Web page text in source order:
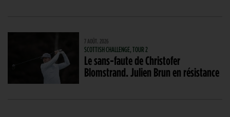
7 AOÛT. 2026
SCOTTISH CHALLENGE, TOUR 2
Le sans-faute de Christofer
Blomstrand. Julien Brun en résistance